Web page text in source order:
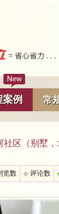
案例 常
区（别墅，
览数 评论数